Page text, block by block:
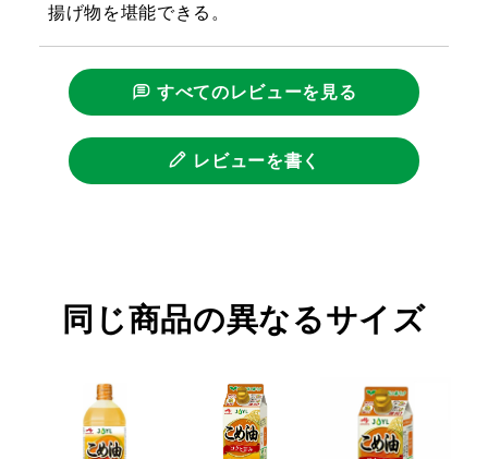
揚げ物を堪能できる。
すべてのレビューを見る
レビューを書く
同じ商品の異なるサイズ